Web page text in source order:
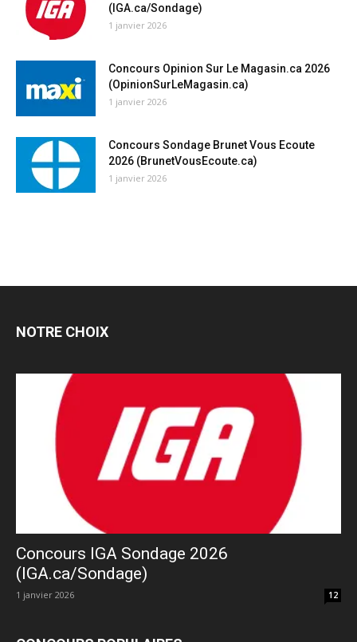
(IGA.ca/Sondage)
1 janvier 2026
Concours Opinion Sur Le Magasin.ca 2026
(OpinionSurLeMagasin.ca)
1 janvier 2026
Concours Sondage Brunet Vous Ecoute
2026 (BrunetVousEcoute.ca)
1 janvier 2026
NOTRE CHOIX
Concours IGA Sondage 2026
(IGA.ca/Sondage)
1 janvier 2026 12